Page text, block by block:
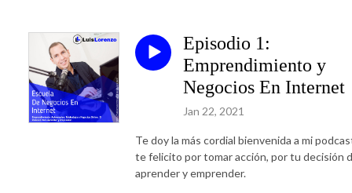
Episodio 1:
Emprendimiento y
Negocios En Internet
Jan 22, 2021
Te doy la más cordial bienvenida a mi
te felicito por tomar acción, por tu decisión
aprender y emprender.